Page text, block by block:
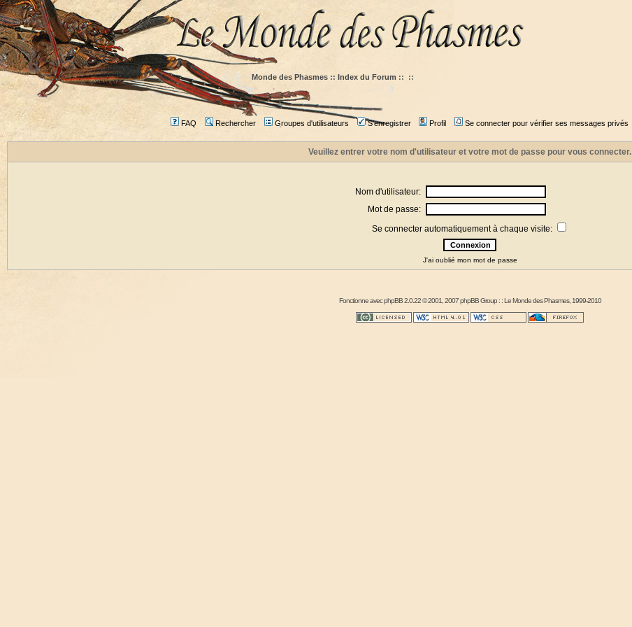
Monde des Phasmes :: Index du Forum :: ::
FAQ Rechercher Groupes d'utilisateurs S'enregistrer Profil Se connecter pour vérifier ses messages privés
Veuillez entrer votre nom d'utilisateur et votre mot de passe pour vous connecter.
Nom d'utilisateur:
Mot de passe:
Se connecter automatiquement à chaque visite:
J'ai oublié mon mot de passe
Fonctionne avecphpBB2.0.22 © 2001, 2007 phpBB Group : :Le Monde des Phasmes, 1999-2010